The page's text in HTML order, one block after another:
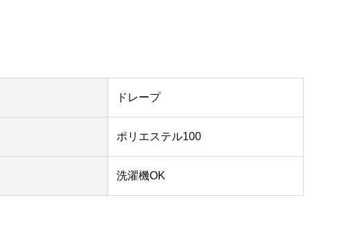
ドレープ
ポリエステル100
洗濯機OK